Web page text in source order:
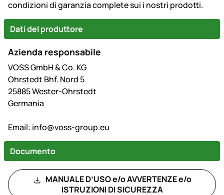
condizioni di garanzia complete sui i nostri prodotti.
Dati del produttore
Azienda responsabile
VOSS GmbH & Co. KG
Ohrstedt Bhf. Nord 5
25885 Wester-Ohrstedt
Germania
Email: info@voss-group.eu
Documento
MANUALE D’USO e/o AVVERTENZE e/o
ISTRUZIONI DI SICUREZZA